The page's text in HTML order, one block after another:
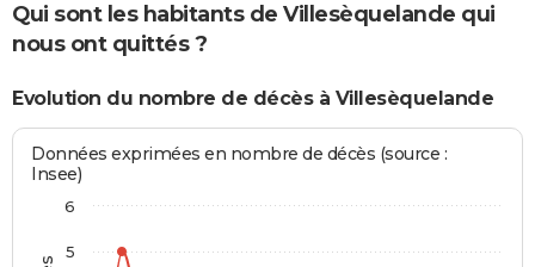
Qui sont les habitants de Villesèquelande qui
nous ont quittés ?
Evolution du nombre de décès à Villesèquelande
Données exprimées en nombre de décès (source :
Insee)
5
6